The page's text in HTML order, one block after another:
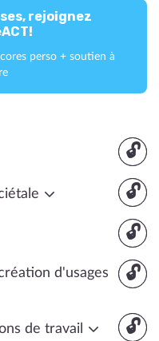
rejoignez
perso + soutien à
🔓
🔓
🔓
🔓
d'usages
🔓
de travail